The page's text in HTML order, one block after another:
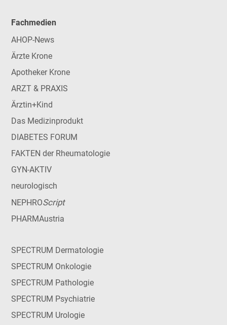
Fachmedien
AHOP-News
Ärzte Krone
Apotheker Krone
ARZT & PRAXIS
Ärztin+Kind
Das Medizinprodukt
DIABETES FORUM
FAKTEN der Rheumatologie
GYN-AKTIV
neurologisch
NEPHROScript
PHARMAustria
SPECTRUM Dermatologie
SPECTRUM Onkologie
SPECTRUM Pathologie
SPECTRUM Psychiatrie
SPECTRUM Urologie